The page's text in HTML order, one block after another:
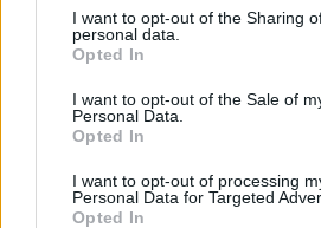
not limited to your visit or usage
grant or deny consent to Google and
use your data for below specified
consent section.
I want to opt-out of the Sharing
personal data.
Opted In
I want to opt-out of the Sale of
Personal Data.
Opted In
I want to opt-out of processing
Personal Data for Targeted
Opted In
HÁZON KÍVÜL #